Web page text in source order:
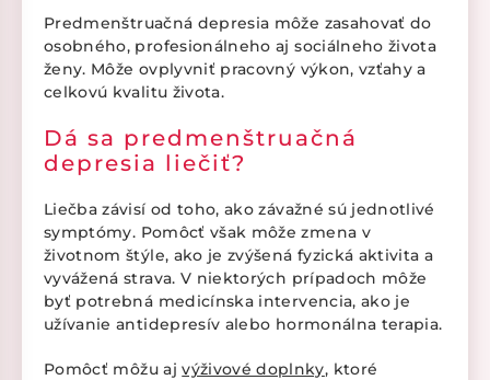
Predmenštruačná depresia môže zasahovať do
osobného, profesionálneho aj sociálneho života
ženy. Môže ovplyvniť pracovný výkon, vzťahy a
celkovú kvalitu života.
Dá sa predmenštruačná
depresia liečiť?
Liečba závisí od toho, ako závažné sú jednotlivé
symptómy. Pomôcť však môže zmena v
životnom štýle, ako je zvýšená fyzická aktivita a
vyvážená strava. V niektorých prípadoch môže
byť potrebná medicínska intervencia, ako je
užívanie antidepresív alebo hormonálna terapia.
Pomôcť môžu ajvýživové doplnky, ktoré